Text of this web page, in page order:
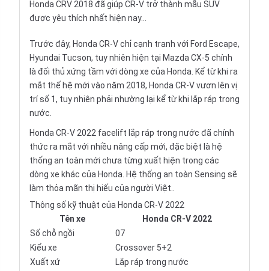
Honda CRV 2018 đã giúp CR-V trở thành mẫu SUV
được yêu thích nhất hiện nay...
Trước đây, Honda CR-V chỉ cạnh tranh với Ford Escape,
Hyundai Tucson, tuy nhiên hiện tại Mazda CX-5 chính
là đối thủ xứng tầm với dòng xe của Honda. Kể từ khi ra
mắt thế hệ mới vào năm 2018, Honda CR-V vươn lên vị
trí số 1, tuy nhiên phải nhường lại kể từ khi lắp ráp trong
nước.
Honda CR-V 2022 facelift lắp ráp trong nước đã chính
thức ra mắt với nhiều nâng cấp mới, đặc biệt là hệ
thống an toàn mới chưa từng xuất hiện trong các
dòng xe khác của Honda. Hệ thống an toàn Sensing sẽ
làm thỏa mãn thị hiếu của người Việt..
Thông số kỹ thuật của Honda CR-V 2022
Tên xe
Honda CR-V 2022
Số chỗ ngồi
07
Kiểu xe
Crossover 5+2
Xuất xứ
Lắp ráp trong nước